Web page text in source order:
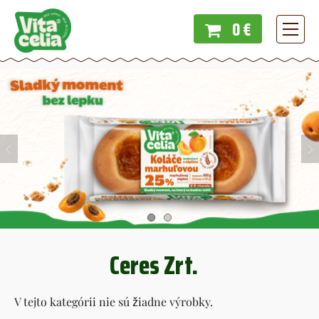
0 € Menu
Ceres Zrt.
V tejto kategórii nie sú žiadne výrobky.